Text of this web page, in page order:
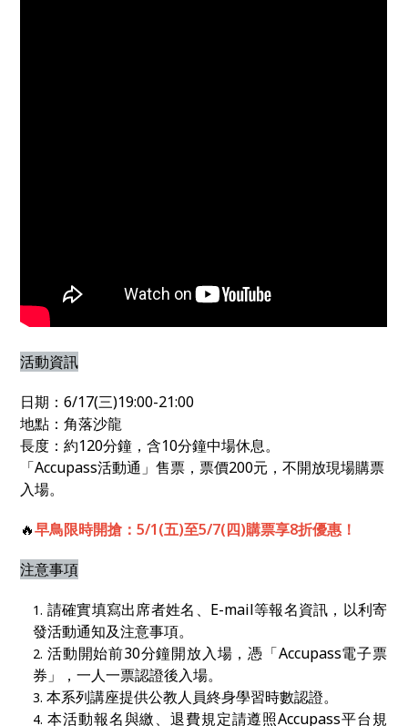
活動資訊
日期：6/17(三)19:00-21:00
地點：角落沙龍
長度：約120分鐘，含10分鐘中場休息。
「Accupass活動通」售票，票價200元，不開放現場購票
入場。
🔥早鳥限時開搶：5/1(五)至5/7(四)購票享8折優惠！
注意事項
請確實填寫出席者姓名、 E-mail等報名資訊，以利寄
發活動通知及注意事項。
活動開始前30分鐘開放入場，憑「Accupass電子票
券」，一人一票認證後入場。
本系列講座提供公教人員終身學習時數認證。
本活動報名與繳、退費規定請遵照Accupass平台規